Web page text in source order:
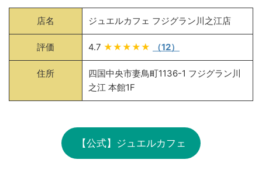
店名 ジュエルカフェ フジグラン川之江店
評価 4.7 ★★★★★ （12）
住所
四国中央市妻鳥町1136-1 フジグラン川
之江 本館1F
【公式】ジュエルカフェ